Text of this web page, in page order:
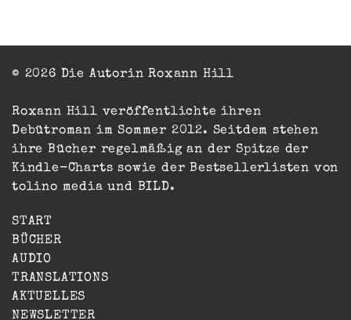
© 2026 Die Autorin Roxann Hill
Roxann Hill veröffentlichte ihren
Debütroman im Sommer 2012. Seitdem stehen
ihre Bücher regelmäßig an der Spitze der
Kindle-Charts sowie der Bestsellerlisten von
tolino media und BILD.
START
BÜCHER
AUDIO
TRANSLATIONS
AKTUELLES
NEWSLETTER